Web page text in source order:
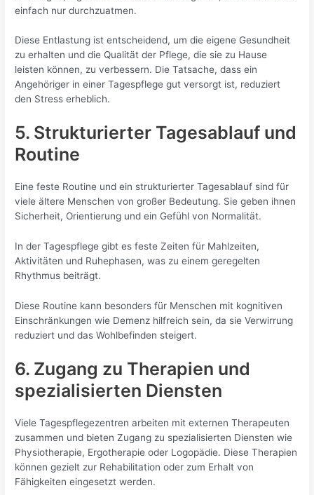
einfach nur durchzuatmen.
Diese Entlastung ist entscheidend, um die eigene Gesundheit
zu erhalten und die Qualität der Pflege, die sie zu Hause
leisten können, zu verbessern. Die Tatsache, dass ein
Angehöriger in einer Tagespflege gut versorgt ist, reduziert
den Stress erheblich.
5. Strukturierter Tagesablauf und
Routine
Eine feste Routine und ein strukturierter Tagesablauf sind für
viele ältere Menschen von großer Bedeutung. Sie geben ihnen
Sicherheit, Orientierung und ein Gefühl von Normalität.
In der Tagespflege gibt es feste Zeiten für Mahlzeiten,
Aktivitäten und Ruhephasen, was zu einem geregelten
Rhythmus beiträgt.
Diese Routine kann besonders für Menschen mit kognitiven
Einschränkungen wie Demenz hilfreich sein, da sie Verwirrung
reduziert und das Wohlbefinden steigert.
6. Zugang zu Therapien und
spezialisierten Diensten
Viele Tagespflegezentren arbeiten mit externen Therapeuten
zusammen und bieten Zugang zu spezialisierten Diensten wie
Physiotherapie, Ergotherapie oder Logopädie. Diese Therapien
können gezielt zur Rehabilitation oder zum Erhalt von
Fähigkeiten eingesetzt werden.